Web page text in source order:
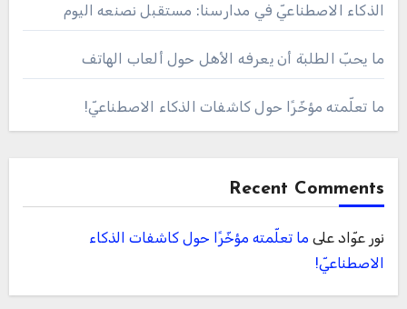
الذكاء الاصطناعيّ في مدارسنا: مستقبل نصنعه اليوم
ما يحبّ الطلبة أن يعرفه الأهل حول ألعاب الهاتف
ما تعلّمته مؤخّرًا حول كاشفات الذكاء الاصطناعيّ!
Recent Comments
نور عوّادعلى ما تعلّمته مؤخّرًا حول كاشفات الذكاء
الاصطناعيّ!